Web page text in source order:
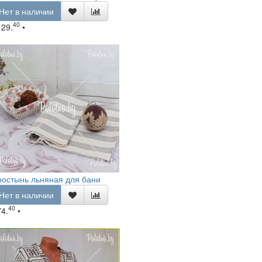
в наличии
40 •
льняная для бани
в наличии
40 •